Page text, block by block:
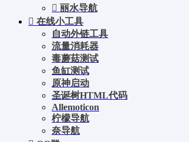
丽水导航
在线小工具
自动外链工具
流量消耗器
毒蘑菇测试
鱼缸测试
原神启动
圣诞树HTML代码
Allemoticon
柠檬导航
奈导航